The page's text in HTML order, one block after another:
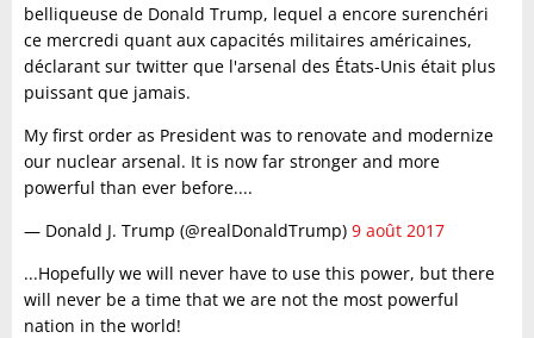
belliqueuse de Donald Trump, lequel a encore surenchéri
ce mercredi quant aux capacités militaires américaines,
déclarant sur twitter que l'arsenal des États-Unis était plus
puissant que jamais.
My first order as President was to renovate and modernize
our nuclear arsenal. It is now far stronger and more
powerful than ever before....
— Donald J. Trump (@realDonaldTrump) 9 août 2017
...Hopefully we will never have to use this power, but there
will never be a time that we are not the most powerful
nation in the world!